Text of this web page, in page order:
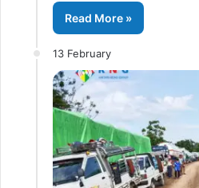
Read More »
13 February